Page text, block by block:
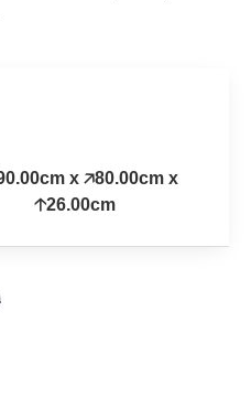
x 🡥80.00cm x
🡡26.00cm